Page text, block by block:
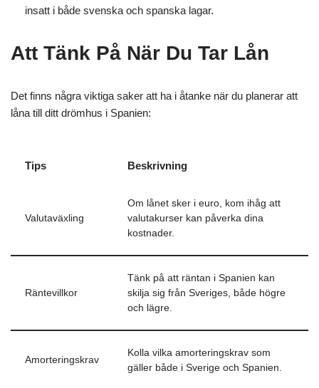
insatt i både svenska och spanska lagar.
Att Tänk På När Du Tar Lån
Det finns några viktiga saker att ha i åtanke när du planerar att
låna till ditt drömhus i Spanien:
Tips Beskrivning
Valutaväxling
Om lånet sker i euro, kom ihåg att
valutakurser kan påverka dina
kostnader.
Räntevillkor
Tänk på att räntan i Spanien kan
skilja sig från Sveriges, både högre
och lägre.
Amorteringskrav
Kolla vilka amorteringskrav som
gäller både i Sverige och Spanien.